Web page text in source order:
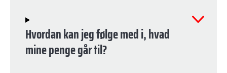
Hvordan kan jeg følge med i, hvad
mine penge går til?